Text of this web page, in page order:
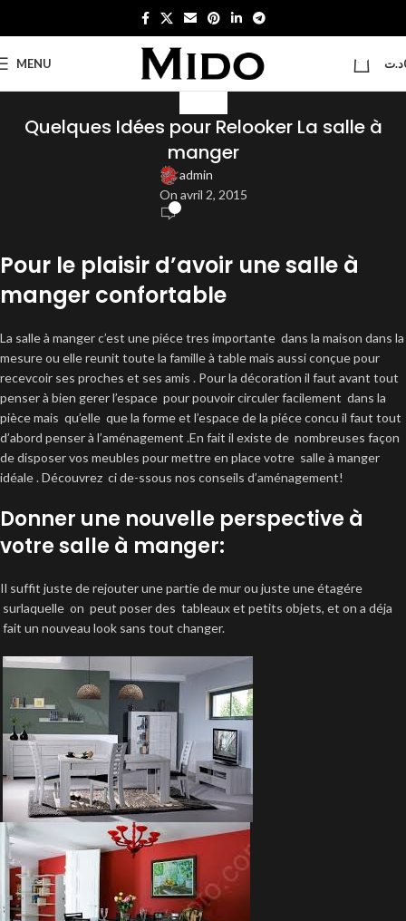
MENU د.ت
Quelques Idées pour Relooker La salle à
manger
admin
On avril 2, 2015
Pour le plaisir d’avoir une salle à
manger confortable
La salle à manger c’est une piéce tres importante dans la maison dans la
mesure ou elle reunit toute la famille à table mais aussi conçue pour
recevcoir ses proches et ses amis . Pour la décoration il faut avant tout
penser à bien gerer l’espace pour pouvoir circuler facilement dans la
pièce mais qu’elle que la forme et l’espace de la piéce concu il faut tout
d’abord penser à l’aménagement .En fait il existe de nombreuses façon
de disposer vos meubles pour mettre en place votre salle à manger
idéale . Découvrez ci de-ssous nos conseils d’aménagement!
Donner une nouvelle perspective à
votre salle à manger:
Il suffit juste de rejouter une partie de mur ou juste une étagére
surlaquelle on peut poser des tableaux et petits objets, et on a déja
fait un nouveau look sans tout changer.